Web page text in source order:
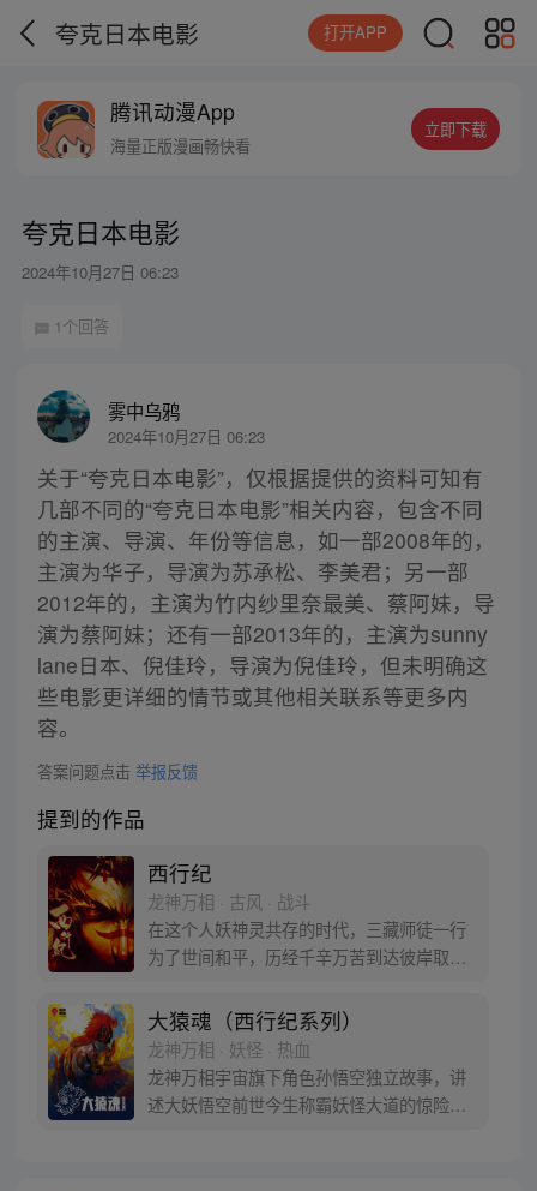
夸克日本电影 打开APP
腾讯动漫App
海量正版漫画畅快看
立即下载
夸克日本电影
2024年10月27日 06:23
1个回答
雾中乌鸦
2024年10月27日 06:23
关于“夸克日本电影”，仅根据提供的资料可知有
几部不同的“夸克日本电影”相关内容，包含不同
的主演、导演、年份等信息，如一部2008年的，
主演为华子，导演为苏承松、李美君；另一部
2012年的，主演为竹内纱里奈最美、蔡阿妹，导
演为蔡阿妹；还有一部2013年的，主演为sunny
lane日本、倪佳玲，导演为倪佳玲，但未明确这
些电影更详细的情节或其他相关联系等更多内
容。
答案问题点击 举报反馈
提到的作品
西行纪
龙神万相 · 古风 · 战斗
在这个人妖神灵共存的时代，三藏师徒一行
为了世间和平，历经千辛万苦到达彼岸取
变得美好….随着阴谋慢慢揭露，暗魂四起,
为了让“永恒之火”重新归位，小狼妖白狼不
辞万难，找到唐三藏大法师，和他一起重新
寻回徒弟们，组成全新“西行小队”，再度踏
上西行之旅……
大猿魂（西行纪系列）
龙神万相 · 妖怪 · 热血
龙神万相宇宙旗下角色孙悟空独立故事，讲
述大妖悟空前世今生称霸妖怪大道的惊险历